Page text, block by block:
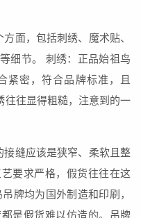
面，包括刺绣、魔术贴、
细节。 刺绣：正品始祖鸟
紧密，符合品牌标准，且
往往显得粗糙，注意到的一
缝应该是狭窄、柔软且整
要求严格，假货往往在这
牌均为国外制造和印刷，
是假货难以仿造的。吊牌